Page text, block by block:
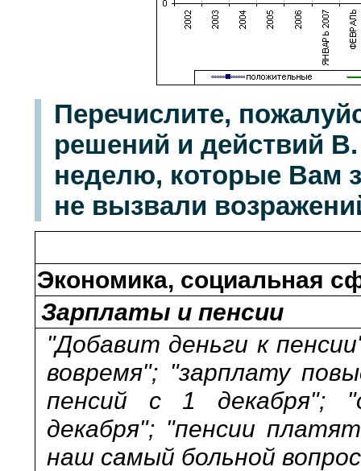
Перечислите,
решений и действий
неделю, которые Вам
не вызвали
Экономика, социальная
Зарплаты и пенсии
"Добавит деньги к
вовремя"; "зарплату
пенсий с 1 декабря";
декабря"; "пенсии
наш самый больной